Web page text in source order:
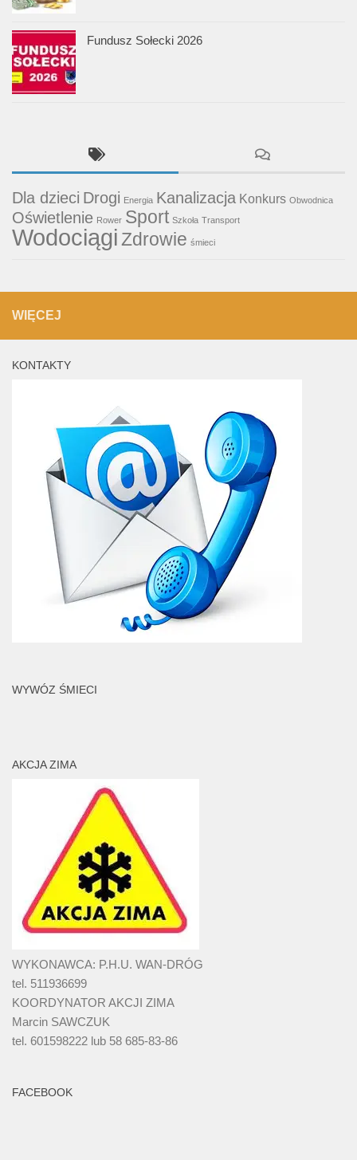
Fundusz Sołecki 2026
Dla dzieci Drogi Energia Kanalizacja Konkurs Obwodnica
Oświetlenie Rower Sport Szkoła Transport
WodociągiZdrowie śmieci
WIĘCEJ
KONTAKTY
WYWÓZ ŚMIECI
AKCJA ZIMA
WYKONAWCA: P.H.U. WAN-DRÓG
tel. 511936699
KOORDYNATOR AKCJI ZIMA
Marcin SAWCZUK
tel. 601598222 lub 58 685-83-86
FACEBOOK